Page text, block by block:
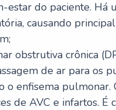
estar do paciente. Há
causando
obstrutiva crônica
de ar para os
o enfisema pulmonar.
de AVC e infartos.